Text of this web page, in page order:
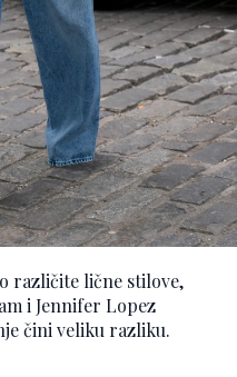
različite lične stilove,
i Jennifer Lopez
čini veliku razliku.